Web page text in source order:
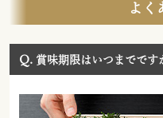
よく
Q. 賞味期限はいつまでです